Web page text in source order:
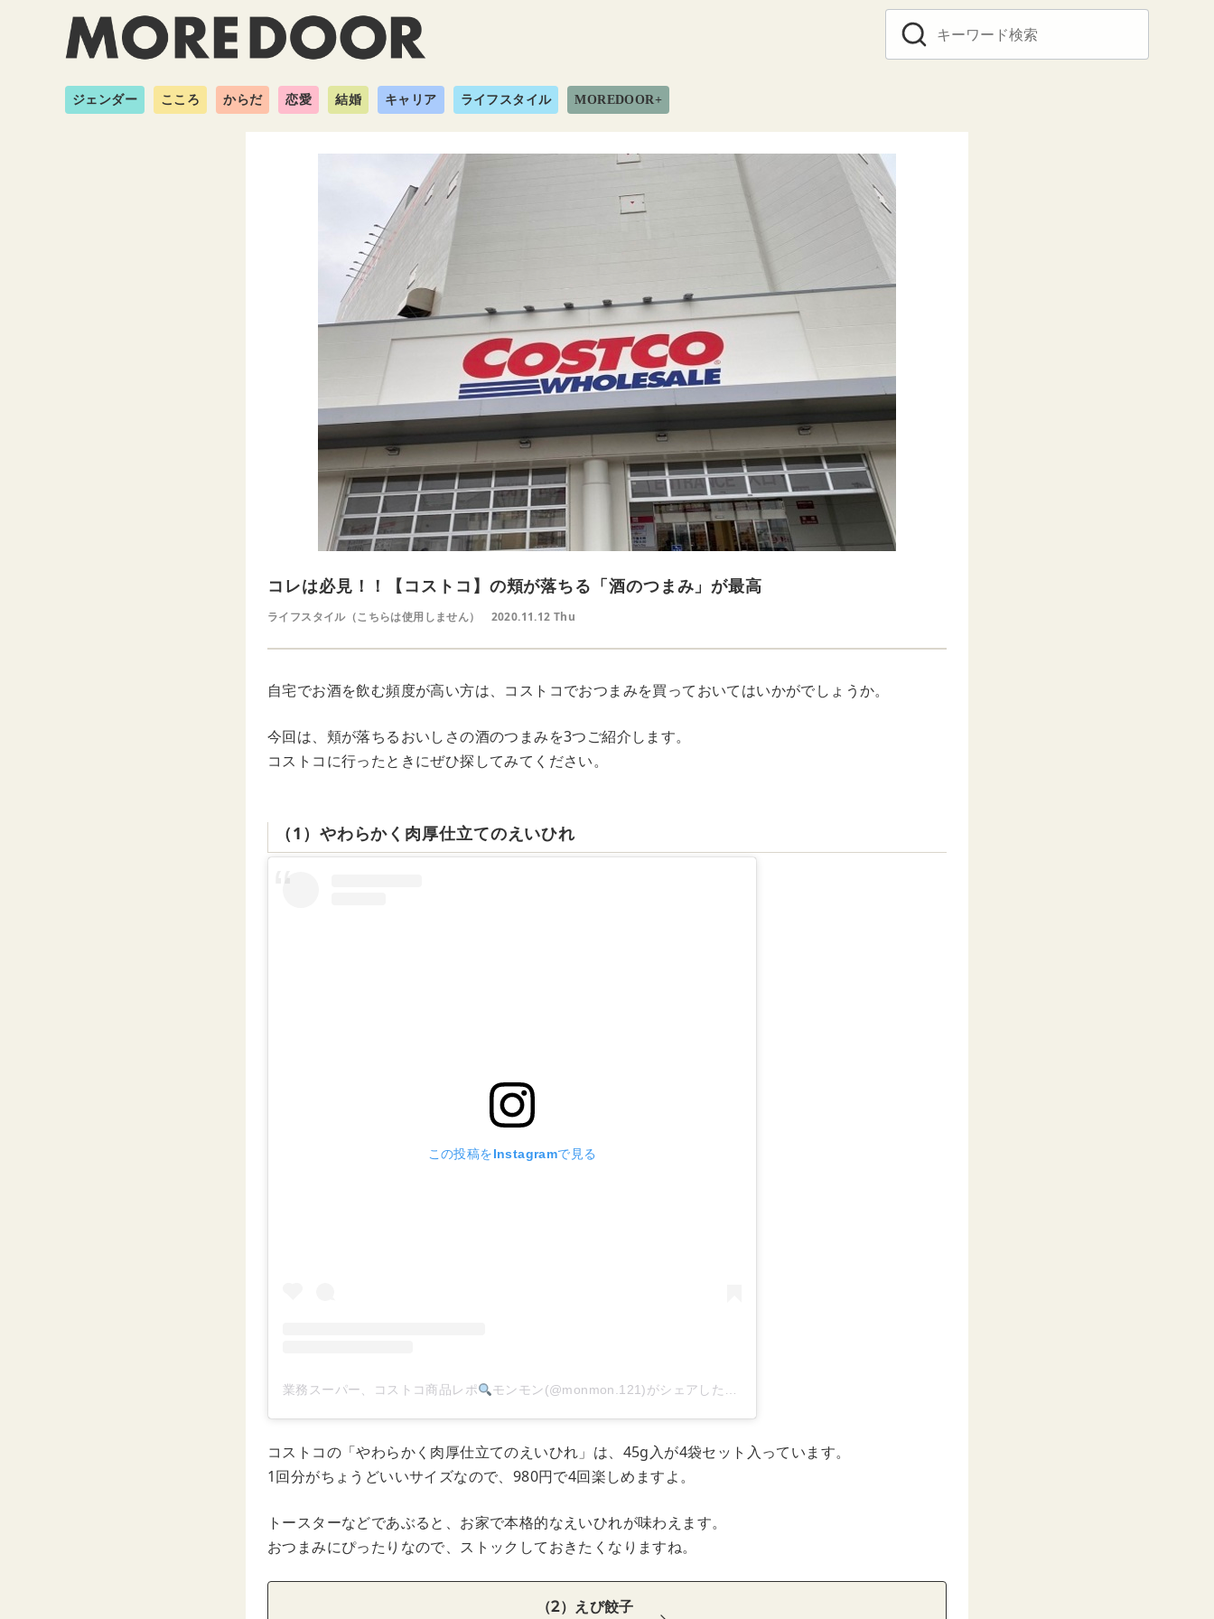
ジェンダー こころ からだ 恋愛 結婚 キャリア ライフスタイル MOREDOOR+
コレは必見！！【コストコ】の頬が落ちる「酒のつまみ」が最高
ライフスタイル（こちらは使用しません） 2020.11.12 Thu
自宅でお酒を飲む頻度が高い方は、コストコでおつまみを買っておいてはいかがでしょうか。
今回は、頬が落ちるおいしさの酒のつまみを3つご紹介します。
コストコに行ったときにぜひ探してみてください。
（1）やわらかく肉厚仕立てのえいひれ
この投稿をInstagramで見る
業務スーパー、コストコ商品レポ モンモン(@monmon.121)がシェアした投稿
コストコの「やわらかく肉厚仕立てのえいひれ」は、45g入が4袋セット入っています。
1回分がちょうどいいサイズなので、980円で4回楽しめますよ。
トースターなどであぶると、お家で本格的なえいひれが味わえます。
おつまみにぴったりなので、ストックしておきたくなりますね。
（2）えび餃子